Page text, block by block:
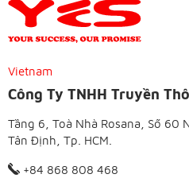
Vietnam
Công Ty TNHH Truyền
Tầng 6, Toà Nhà Rosana, Số 60
Tân Định, Tp. HCM.
+84 868 808 468